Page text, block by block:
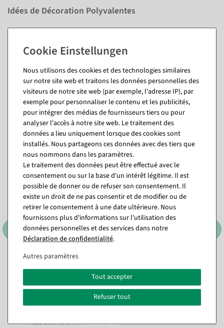
Idées de Décoration Polyvalentes
Décorations de Noëlpour sapins, couronnes ou compositions
Compositions en vasecomme élément accrocheur scintillant
Projets DIY et créatifs pour des idées originales
Questions sur l'article
Vous pourriez aussi aimer (8)
%
Arc de lumière LED bougies
33 cm
Disponible immédiatement
18,98 €
8,95 EUR hors TVA
cm, or-rouge
Article actuellement épuisé
2 136,05 €
Nous utilisons des cookies et des technologies similaires
sur notre site web et traitons les données personnelles des
visiteurs de notre site web (par exemple, l'adresse IP), par
exemple pour personnaliser le contenu et les publicités,
pour intégrer des médias de fournisseurs tiers ou pour
analyser l'accès à notre site web. Le traitement des
données a lieu uniquement lorsque des cookies sont
installés. Nous partageons ces données avec des tiers que
nous nommons dans les paramètres.
Le traitement des données peut être effectué avec le
consentement ou sur la base d'un intérêt légitime. Il est
possible de donner ou de refuser son consentement. Il
existe un droit de ne pas consentir et de modifier ou de
retirer le consentement à une date ultérieure. Nous
fournissons plus d'informations sur l'utilisation des
données personnelles et des services dans notre
Déclaration de confidentialité.
Autres paramètres
Tout accepter
Refuser tout